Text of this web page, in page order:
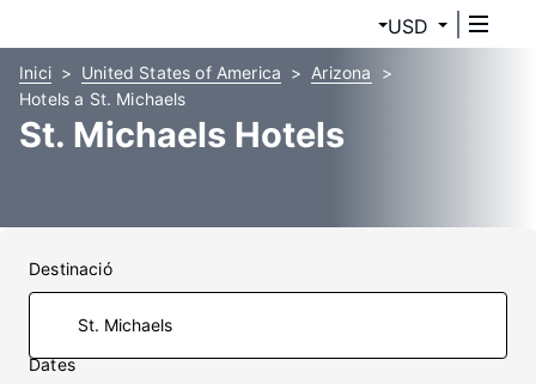
USD
Inici United States of America
Arizona
Hotels a St. Michaels
St. Michaels Hotels
Destinació
Dates